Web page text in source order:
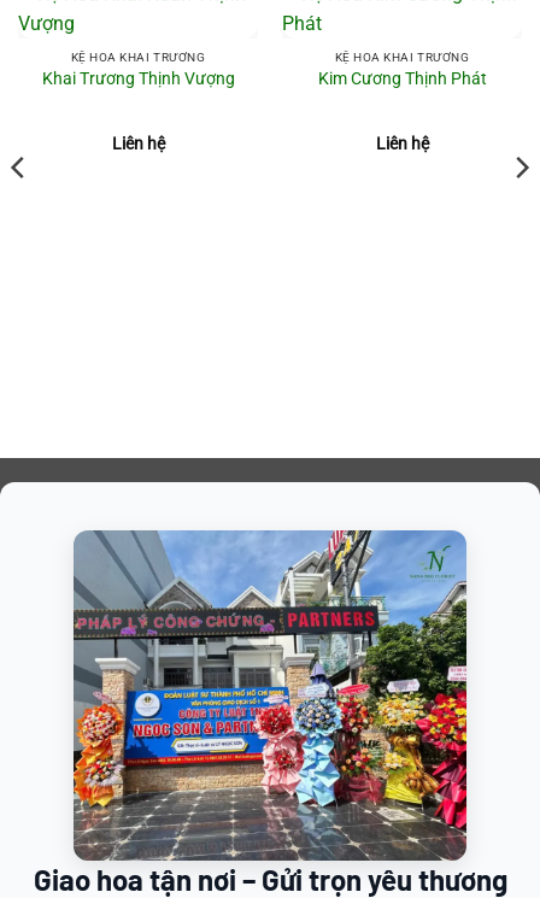
KỆ HOA KHAI TRƯƠNG
Khai Trương Thịnh Vượng
Liên hệ
KỆ HOA KHAI TRƯƠNG
Kim Cương Thịnh Phát
Liên hệ
Giao hoa tận nơi – Gửi trọn yêu thương